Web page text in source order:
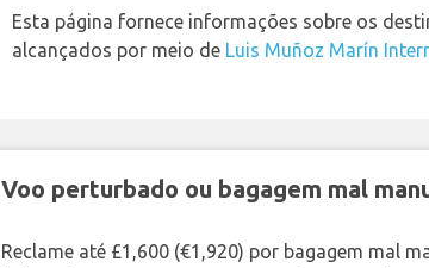
Esta página fornece informações sobre os
alcançados por meio de Luis Muñoz Marín
Voo perturbado ou bagagem mal
Reclame até £1,600 (€1,920) por bagagem mal